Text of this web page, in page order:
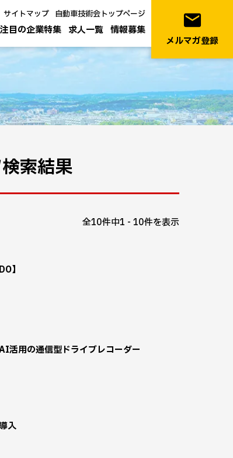
注目の企業特集 求人一覧 情報募集
サイトマップ 自動車技術会トップページ email
メルマガ登録
索結果
全10件中1 - 10件を表示
】
活用の通信型ドライブレコーダー
入